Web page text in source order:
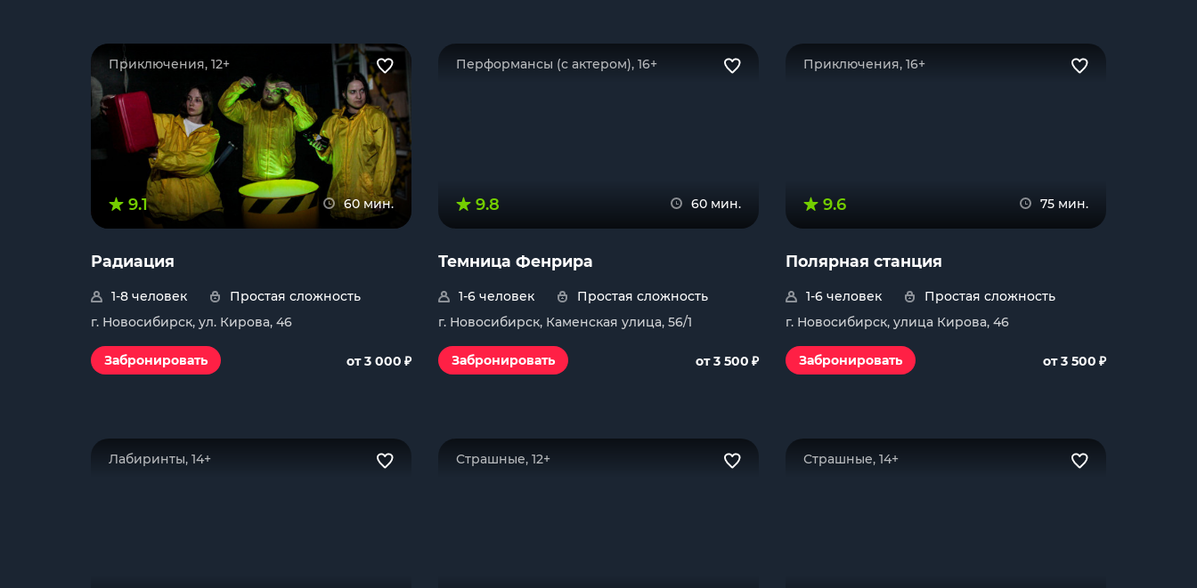
Приключения, 12+
9.1 60 мин.
Радиация
1-8 человек
Простая сложность
г. Новосибирск, ул. Кирова, 46
Забронировать от 3 000 ₽
Перформансы (с актером), 16+
9.8 60 мин.
Темница Фенрира
1-6 человек
Простая сложность
г. Новосибирск, Каменская улица, 56/1
Забронировать от 3 500 ₽
Приключения, 16+
9.6 75 мин.
Полярная станция
1-6 человек
Простая сложность
г. Новосибирск, улица Кирова, 46
Забронировать от 3 500 ₽
Лабиринты, 14+ Страшные, 12+ Страшные, 14+